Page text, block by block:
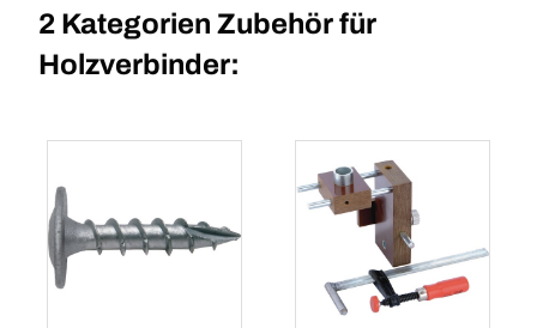
2 Kategorien Zubehör für
Holzverbinder: